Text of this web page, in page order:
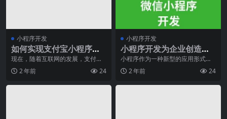
小程序开发
如何实现支付宝小程序之
间的跳转？
现在，随着互联网的发展，支付宝
已经成为许多人使用的支付工具。
随着支付宝小程序的推
2 年前 24
小程序开发
小程序开发为企业创造更
多的商业机会
小程序作为一种新型的应用形式，
以其无需下载安装、使用即走的便
捷特性，迅速成为移动
2 年前 24